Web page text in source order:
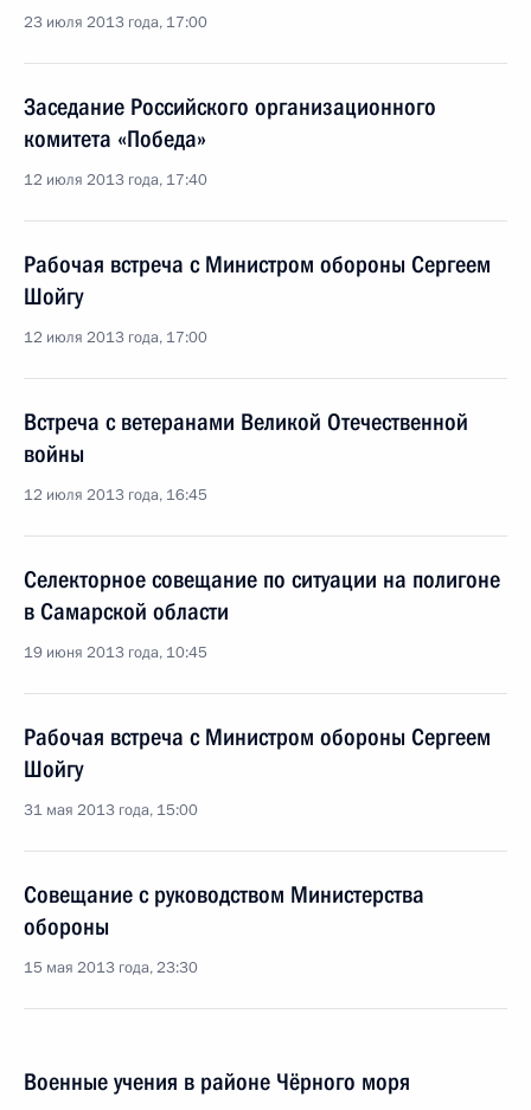
23 июля 2013 года, 17:00
Заседание Российского организационного
комитета «Победа»
12 июля 2013 года, 17:40
Рабочая встреча с Министром обороны Сергеем
Шойгу
12 июля 2013 года, 17:00
Встреча с ветеранами Великой Отечественной
войны
12 июля 2013 года, 16:45
Селекторное совещание по ситуации на полигоне
в Самарской области
19 июня 2013 года, 10:45
Рабочая встреча с Министром обороны Сергеем
Шойгу
31 мая 2013 года, 15:00
Совещание с руководством Министерства
обороны
15 мая 2013 года, 23:30
Военные учения в районе Чёрного моря